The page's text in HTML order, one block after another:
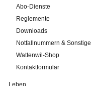
Abo-Dienste
Reglemente
Downloads
Notfallnummern & Sonstige
Wattenwil-Shop
Kontaktformular
Leben